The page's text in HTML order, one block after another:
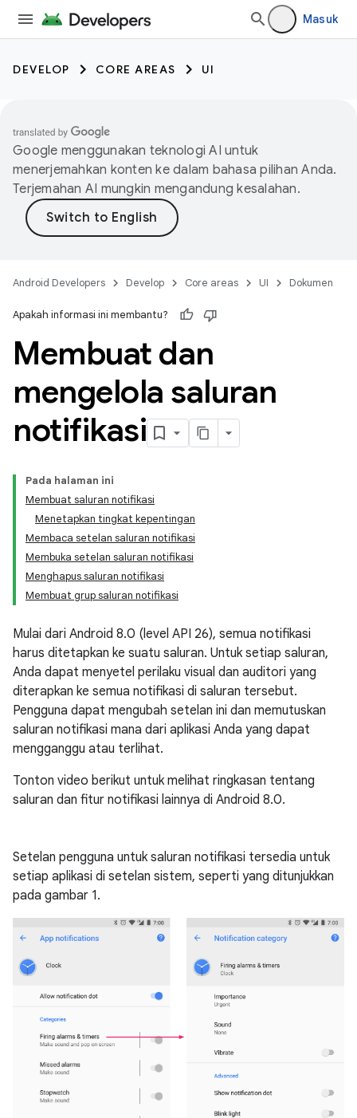
Masuk
DEVELOP CORE AREAS UI
Google menggunakan teknologi AI untuk
menerjemahkan konten ke dalam bahasa pilihan Anda.
Terjemahan AI mungkin mengandung kesalahan.
Android Developers Develop Core areas UI Dokumen
Apakah informasi ini membantu?
Membuat dan
mengelola saluran
notifikasi
Pada halaman ini
Membuat saluran notifikasi
Menetapkan tingkat kepentingan
Membaca setelan saluran notifikasi
Membuka setelan saluran notifikasi
Menghapus saluran notifikasi
Membuat grup saluran notifikasi
Mulai dari Android 8.0 (level API 26), semua notifikasi
harus ditetapkan ke suatu saluran. Untuk setiap saluran,
Anda dapat menyetel perilaku visual dan auditori yang
diterapkan ke semua notifikasi di saluran tersebut.
Pengguna dapat mengubah setelan ini dan memutuskan
saluran notifikasi mana dari aplikasi Anda yang dapat
mengganggu atau terlihat.
Tonton video berikut untuk melihat ringkasan tentang
saluran dan fitur notifikasi lainnya di Android 8.0.
Setelan pengguna untuk saluran notifikasi tersedia untuk
setiap aplikasi di setelan sistem, seperti yang ditunjukkan
pada gambar 1.